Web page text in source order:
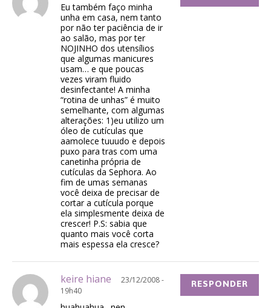
Eu também faço minha
unha em casa, nem tanto
por não ter paciência de ir
ao salão, mas por ter
NOJINHO dos utensílios
que algumas manicures
usam… e que poucas
vezes viram fluido
desinfectante! A minha
“rotina de unhas” é muito
semelhante, com algumas
alterações: 1)eu utilizo um
óleo de cutículas que
aamolece tuuudo e depois
puxo para tras com uma
canetinha própria de
cutículas da Sephora. Ao
fim de umas semanas
você deixa de precisar de
cortar a cutícula porque
ela simplesmente deixa de
crescer! P.S: sabia que
quanto mais você corta
mais espessa ela cresce?
keire hiane
23/12/2008 -
19h40
RESPONDER